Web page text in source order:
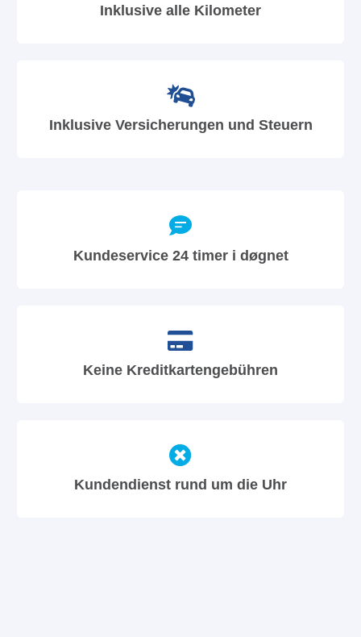
Inklusive alle Kilometer
Inklusive Versicherungen und Steuern
Kundeservice 24 timer i døgnet
Keine Kreditkartengebühren
Kundendienst rund um die Uhr